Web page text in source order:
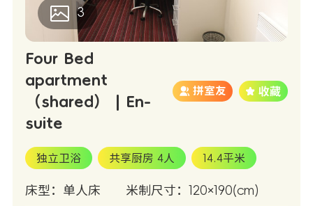
3
Four Bed
apartment
（shared） | En-
suite
拼室友
独立卫浴 共享厨房 4人 14.4平米
床型：单人床 米制尺寸：120×190(cm)